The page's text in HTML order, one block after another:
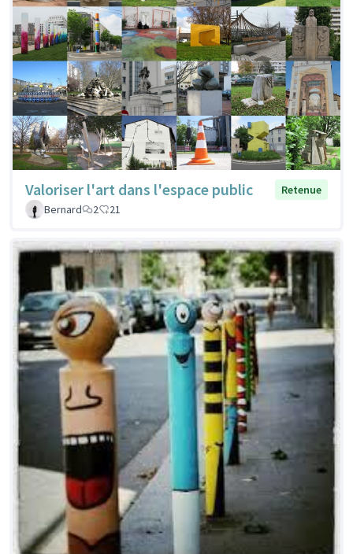
Valoriser l'art dans l'espace public
Retenue
Bernard
2 21